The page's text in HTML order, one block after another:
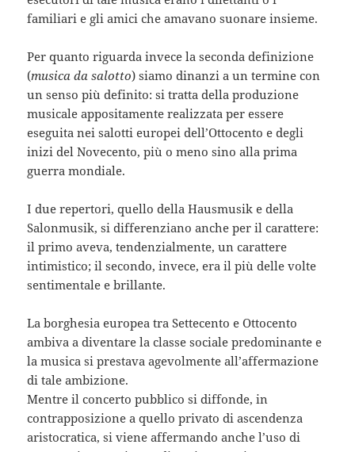
familiari e gli amici che amavano suonare insieme.
Per quanto riguarda invece la seconda definizione
(musica da salotto) siamo dinanzi a un termine con
un senso più definito: si tratta della produzione
musicale appositamente realizzata per essere
eseguita nei salotti europei dell’Ottocento e degli
inizi del Novecento, più o meno sino alla prima
guerra mondiale.
I due repertori, quello della Hausmusik e della
Salonmusik, si differenziano anche per il carattere:
il primo aveva, tendenzialmente, un carattere
intimistico; il secondo, invece, era il più delle volte
sentimentale e brillante.
La borghesia europea tra Settecento e Ottocento
ambiva a diventare la classe sociale predominante e
la musica si prestava agevolmente all’affermazione
di tale ambizione.
Mentre il concerto pubblico si diffonde, in
contrapposizione a quello privato di ascendenza
aristocratica, si viene affermando anche l’uso di